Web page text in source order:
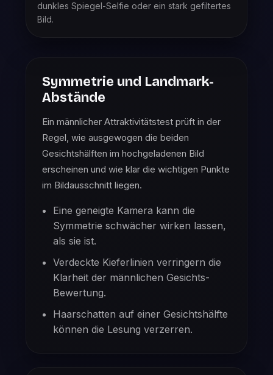
dunkles Spiegel-Selfie oder ein stark gefiltertes
Bild.
Symmetrie und Landmark-
Abstände
Ein männlicher Attraktivitätstest prüft in der
Regel, wie ausgewogen die beiden
Gesichtshälften im hochgeladenen Bild
erscheinen und wie klar die wichtigen Punkte
im Bildausschnitt liegen.
Eine geneigte Kamera kann die
Symmetrie schwächer wirken lassen,
als sie ist.
Verdeckte Kieferlinien verringern die
Klarheit der männlichen Gesichts-
Bewertung.
Haarschatten auf einer Gesichtshälfte
können die Lesung verzerren.